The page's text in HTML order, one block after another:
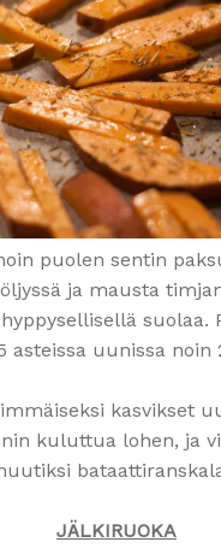
puolen sentin
ja mausta
suolaa.
asteissa uunissa
kasvikset
kuluttua lohen, ja
JÄLKIRUOKA